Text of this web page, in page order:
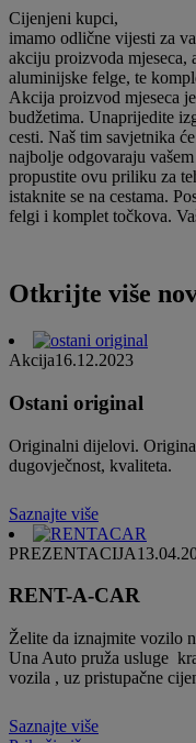
Cijenjeni kupci,
imamo odlične vijesti za
akciju proizvoda mjeseca,
aluminijske felge, te
Akcija proizvod mjeseca
budžetima. Unaprijedite
cesti. Naš tim savjetnika
najbolje odgovaraju
propustite ovu priliku za
istaknite se na cestama.
felgi i komplet točkova.
Otkrijte više
Akcija16.12.2023
Ostani original
Originalni dijelovi.
dugovječnost, kvaliteta.
Saznajte više
PREZENTACIJA
RENT-A-CAR
Želite da iznajmite vozilo
Una Auto pruža usluge
vozila , uz pristupačne
Saznajte više